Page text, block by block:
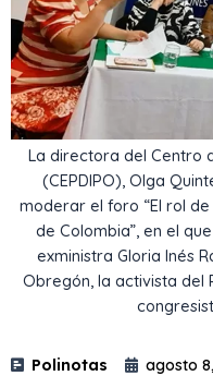
La directora del Centro
(CEPDIPO), Olga
moderar el foro “El rol
de Colombia”, en el
exministra Gloria Inés
Obregón, la activista del
Polinotas agosto